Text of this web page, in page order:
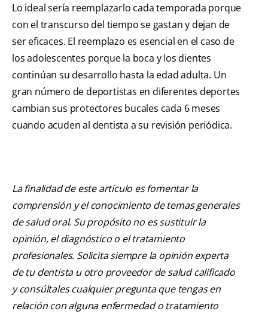
Lo ideal sería reemplazarlo cada temporada porque
con el transcurso del tiempo se gastan y dejan de
ser eficaces. El reemplazo es esencial en el caso de
los adolescentes porque la boca y los dientes
continúan su desarrollo hasta la edad adulta. Un
gran número de deportistas en diferentes deportes
cambian sus protectores bucales cada 6 meses
cuando acuden al dentista a su revisión periódica.
La finalidad de este artículo es fomentar la
comprensión y el conocimiento de temas generales
de salud oral. Su propósito no es sustituir la
opinión, el diagnóstico o el tratamiento
profesionales. Solicita siempre la opinión experta
de tu dentista u otro proveedor de salud calificado
y consúltales cualquier pregunta que tengas en
relación con alguna enfermedad o tratamiento